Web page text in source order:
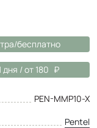
бесплатно
дня / от 180
PEN-MMP10-X
Pentel